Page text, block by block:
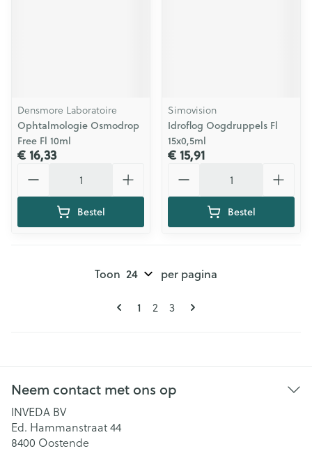
Densmore Laboratoire
Ophtalmologie Osmodrop
Free Fl 10ml
€ 16,33
Bestel
Simovision
Idroflog Oogdruppels Fl
15x0,5ml
€ 15,91
Bestel
Pagina's
U lees momenteel pagina
1 Pagina
2 Pagina
3
Toon per pagina
Neem contact met ons op
INVEDA BV
Ed. Hammanstraat 44
8400 Oostende